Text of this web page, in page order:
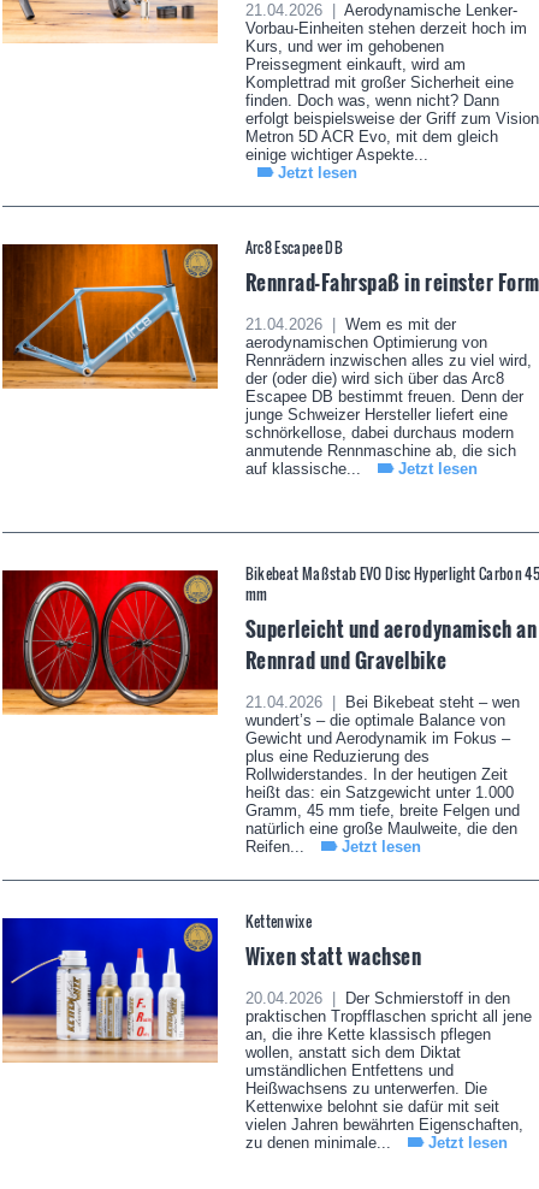
21.04.2026 |
Aerodynamische Lenker-
Vorbau-Einheiten stehen derzeit hoch im
Kurs, und wer im gehobenen
Preissegment einkauft, wird am
Komplettrad mit großer Sicherheit eine
finden. Doch was, wenn nicht? Dann
erfolgt beispielsweise der Griff zum Vision
Metron 5D ACR Evo, mit dem gleich
einige wichtiger Aspekte...
Jetzt lesen
Arc8 Escapee DB
Rennrad-Fahrspaß in reinster Form
21.04.2026 |
Wem es mit der
aerodynamischen Optimierung von
Rennrädern inzwischen alles zu viel wird,
der (oder die) wird sich über das Arc8
Escapee DB bestimmt freuen. Denn der
junge Schweizer Hersteller liefert eine
schnörkellose, dabei durchaus modern
anmutende Rennmaschine ab, die sich
auf klassische...
Jetzt lesen
Bikebeat Maßstab EVO Disc Hyperlight Carbon
mm
Superleicht und aerodynamisch an
Rennrad und Gravelbike
21.04.2026 |
Bei Bikebeat steht – wen
wundert’s – die optimale Balance von
Gewicht und Aerodynamik im Fokus –
plus eine Reduzierung des
Rollwiderstandes. In der heutigen Zeit
heißt das: ein Satzgewicht unter 1.000
Gramm, 45 mm tiefe, breite Felgen und
natürlich eine große Maulweite, die den
Reifen...
Jetzt lesen
Kettenwixe
Wixen statt wachsen
20.04.2026 |
Der Schmierstoff in den
praktischen Tropfflaschen spricht all jene
an, die ihre Kette klassisch pflegen
wollen, anstatt sich dem Diktat
umständlichen Entfettens und
Heißwachsens zu unterwerfen. Die
Kettenwixe belohnt sie dafür mit seit
vielen Jahren bewährten Eigenschaften,
zu denen minimale...
Jetzt lesen